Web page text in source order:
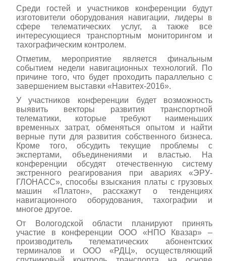
Среди гостей и участников конференции будут
изготовители оборудования навигации, лидеры в
сфере телематических услуг, а также все
интересующиеся транспортным мониторингом и
тахографическим контролем.
Отметим, мероприятие является финальным
событием недели навигационных технологий. По
причине того, что будет проходить параллельно с
завершением выставки «Навитех-2016».
У участников конференции будет возможность
выявить векторы развития транспортной
телематики, которые требуют наименьших
временных затрат, обменяться опытом и найти
верные пути для развития собственного бизнеса.
Кроме того, обсудить текущие проблемы с
экспертами, объединениями и властью. На
конференции обсудят отечественную систему
экстренного реагирования при авариях «ЭРУ-
ГЛОНАСС», способы взыскания платы с грузовых
машин «Платон», расскажут о тенденциях
навигационного оборудования, тахографии и
многое другое.
От Вологодской области планируют принять
участие в конференции ООО «НПО Квазар» –
производитель телематических абонентских
терминалов и ООО «РДЦ», осуществляющий